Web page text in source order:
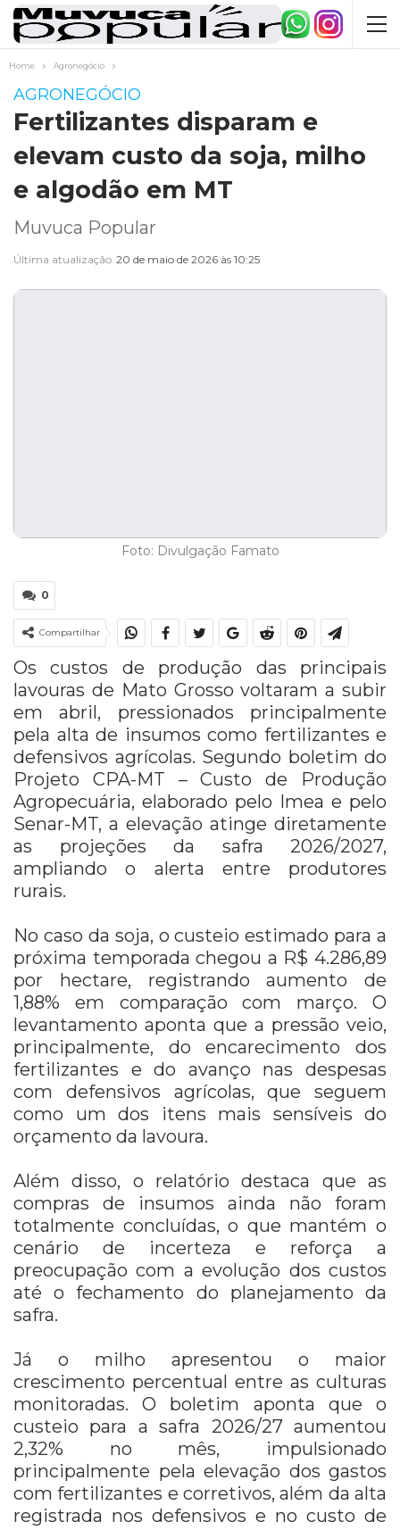
Home Agronegócio
AGRONEGÓCIO
Fertilizantes disparam e
elevam custo da soja, milho
e algodão em MT
Muvuca Popular
Última atualização 20 de maio de 2026 às 10:25
Foto: Divulgação Famato
0
Compartilhar
Os custos de produção das principais
lavouras de Mato Grosso voltaram a subir
em abril, pressionados principalmente
pela alta de insumos como fertilizantes e
defensivos agrícolas. Segundo boletim do
Projeto CPA-MT – Custo de Produção
Agropecuária, elaborado pelo Imea e pelo
Senar-MT, a elevação atinge diretamente
as projeções da safra 2026/2027,
ampliando o alerta entre produtores
rurais.
No caso da soja, o custeio estimado para a
próxima temporada chegou a R$ 4.286,89
por hectare, registrando aumento de
1,88% em comparação com março. O
levantamento aponta que a pressão veio,
principalmente, do encarecimento dos
fertilizantes e do avanço nas despesas
com defensivos agrícolas, que seguem
como um dos itens mais sensíveis do
orçamento da lavoura.
Além disso, o relatório destaca que as
compras de insumos ainda não foram
totalmente concluídas, o que mantém o
cenário de incerteza e reforça a
preocupação com a evolução dos custos
até o fechamento do planejamento da
safra.
Já o milho apresentou o maior
crescimento percentual entre as culturas
monitoradas. O boletim aponta que o
custeio para a safra 2026/27 aumentou
2,32% no mês, impulsionado
principalmente pela elevação dos gastos
com fertilizantes e corretivos, além da alta
registrada nos defensivos e no custo de